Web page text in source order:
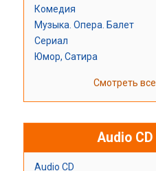
Комедия
Музыка. Опера. Балет
Сериал
Юмор, Сатира
Смотреть все
Audio CD
Audio CD